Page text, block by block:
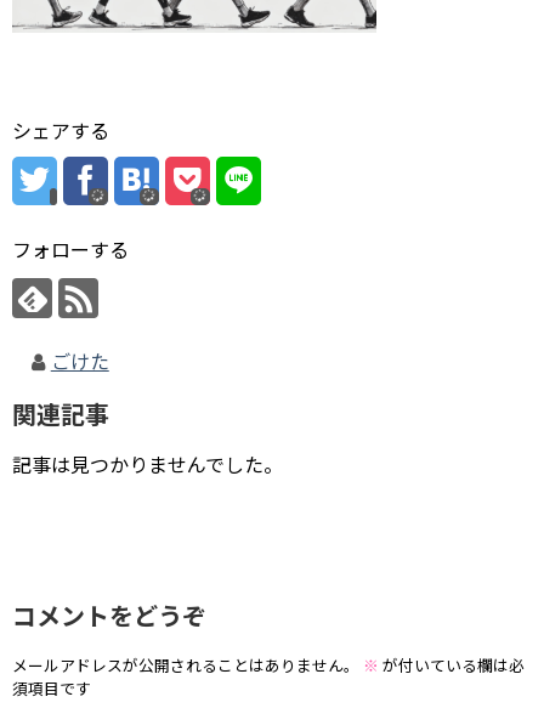
シェアする
フォローする
ごけた
関連記事
記事は見つかりませんでした。
コメントをどうぞ
メールアドレスが公開されることはありません。 ※ が付いている欄は必
須項目です